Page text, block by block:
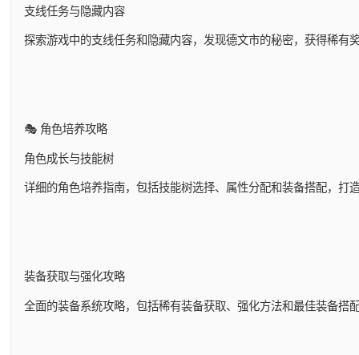
支线任务与隐藏内容
探索游戏中的支线任务和隐藏内容，发现德文市的秘密，获得稀有
🎭 角色培养攻略
角色成长与技能树
详细的角色培养指南，包括技能树选择、属性分配和装备搭配，打
装备获取与强化攻略
全面的装备系统攻略，包括稀有装备获取、强化方法和最佳装备搭